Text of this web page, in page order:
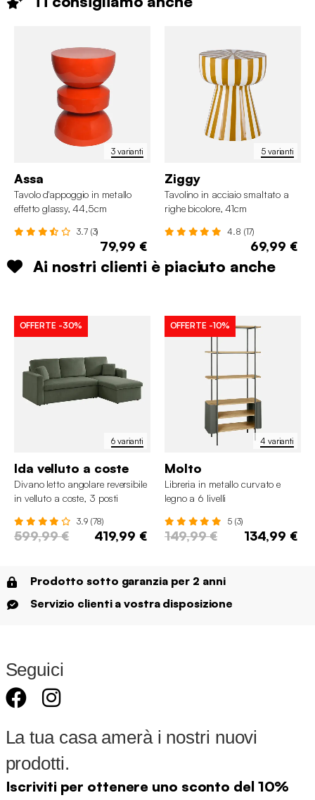
3 varianti
Assa
Tavolo d'appoggio in metallo
effetto glassy, 44,5cm
3.7 (3)
79,99 €
5 varianti
Ziggy
Tavolino in acciaio smaltato a
righe bicolore, 41cm
4.8 (17)
69,99 €
Ai nostri clienti è piaciuto anche
6 varianti
OFFERTE -30%
Ida velluto a coste
Divano letto angolare reversibile
in velluto a coste, 3 posti
3.9 (78)
599,99 € 419,99 €
4 varianti
OFFERTE -10%
Molto
Libreria in metallo curvato e
legno a 6 livelli
5 (3)
149,99 € 134,99 €
Prodotto sotto garanzia per 2 anni
Servizio clienti a vostra disposizione
Seguici
La tua casa amerà i nostri nuovi
prodotti.
Iscriviti per ottenere uno sconto del 10%